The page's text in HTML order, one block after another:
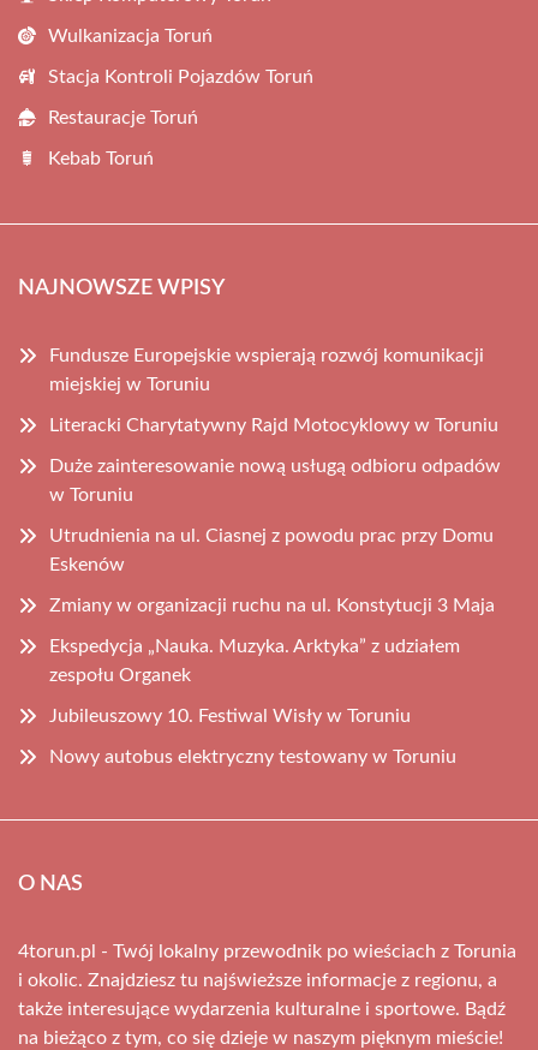
Wulkanizacja Toruń
Stacja Kontroli Pojazdów Toruń
Restauracje Toruń
Kebab Toruń
NAJNOWSZE WPISY
Fundusze Europejskie wspierają rozwój komunikacji
miejskiej w Toruniu
Literacki Charytatywny Rajd Motocyklowy w Toruniu
Duże zainteresowanie nową usługą odbioru odpadów
w Toruniu
Utrudnienia na ul. Ciasnej z powodu prac przy Domu
Eskenów
Zmiany w organizacji ruchu na ul. Konstytucji 3 Maja
Ekspedycja „Nauka. Muzyka. Arktyka” z udziałem
zespołu Organek
Jubileuszowy 10. Festiwal Wisły w Toruniu
Nowy autobus elektryczny testowany w Toruniu
O NAS
4torun.pl - Twój lokalny przewodnik po wieściach z Torunia
i okolic. Znajdziesz tu najświeższe informacje z regionu, a
także interesujące wydarzenia kulturalne i sportowe. Bądź
na bieżąco z tym, co się dzieje w naszym pięknym mieście!